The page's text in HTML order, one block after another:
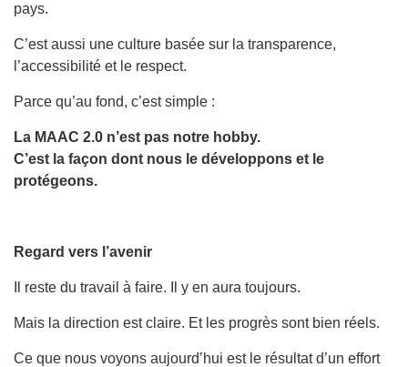
pays.
C’est aussi une culture basée sur la transparence,
l’accessibilité et le respect.
Parce qu’au fond, c’est simple :
La MAAC 2.0 n’est pas notre hobby.
C’est la façon dont nous le développons et le
protégeons.
Regard vers l’avenir
Il reste du travail à faire. Il y en aura toujours.
Mais la direction est claire. Et les progrès sont bien réels.
Ce que nous voyons aujourd’hui est le résultat d’un effort